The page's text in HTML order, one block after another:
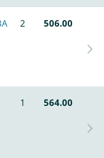
2 506.00
1 564.00